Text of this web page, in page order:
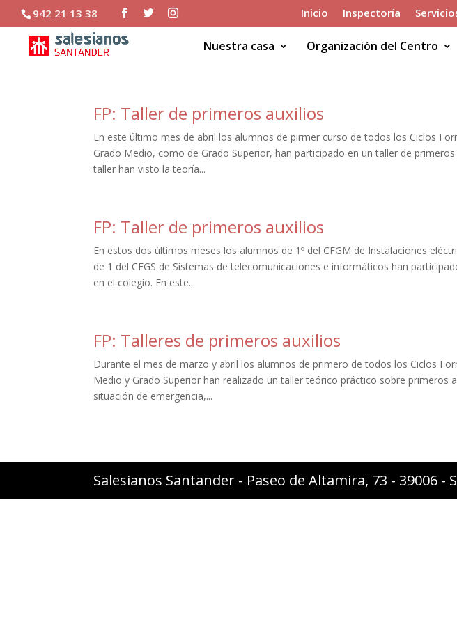
942 21 13 38 Inicio Inspectoría
Nuestra casa Organización del Centro
FP: Taller de primeros auxilios
En este último mes de abril los alumnos de pirmer curso de todos los Ciclos
Grado Medio, como de Grado Superior, han participado en un taller de
taller han visto la teoría...
FP: Taller de primeros auxilios
En estos dos últimos meses los alumnos de 1º del CFGM de Instalaciones
de 1 del CFGS de Sistemas de telecomunicaciones e informáticos han
en el colegio. En este...
FP: Talleres de primeros auxilios
Durante el mes de marzo y abril los alumnos de primero de todos los Ciclos
Medio y Grado Superior han realizado un taller teórico práctico sobre primeros
situación de emergencia,...
Salesianos Santander - Paseo de Altamira, 73 - 39006 -